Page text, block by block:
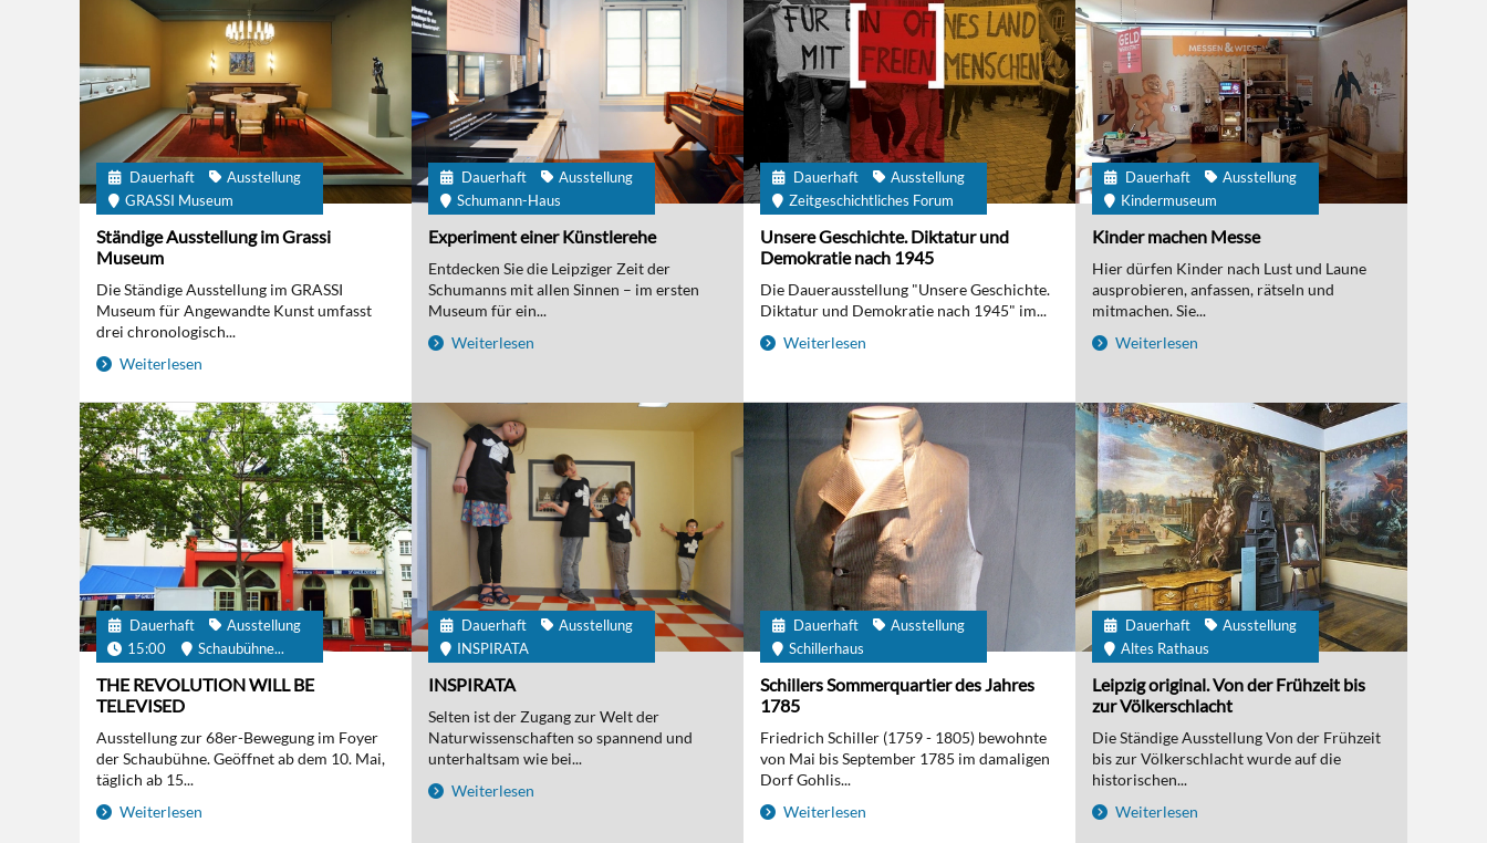
Dauerhaft
Ausstellung
GRASSI Museum
Ständige Ausstellung im Grassi
Museum
Die Ständige Ausstellung im GRASSI
Museum für Angewandte Kunst umfasst
drei chronologisch...
Weiterlesen
Dauerhaft
Ausstellung
Schumann-Haus
Experiment einer Künstlerehe
Entdecken Sie die Leipziger Zeit der
Schumanns mit allen Sinnen – im ersten
Museum für ein...
Weiterlesen
Dauerhaft
Ausstellung
Zeitgeschichtliches Forum
Unsere Geschichte. Diktatur und
Demokratie nach 1945
Die Dauerausstellung "Unsere Geschichte.
Diktatur und Demokratie nach 1945" im...
Weiterlesen
Dauerhaft
Ausstellung
Kindermuseum
Kinder machen Messe
Hier dürfen Kinder nach Lust und Laune
ausprobieren, anfassen, rätseln und
mitmachen. Sie...
Weiterlesen
Dauerhaft
Ausstellung
15:00
Schaubühne...
THE REVOLUTION WILL BE
TELEVISED
Ausstellung zur 68er-Bewegung im Foyer
der Schaubühne. Geöffnet ab dem 10. Mai,
täglich ab 15...
Weiterlesen
Dauerhaft
Ausstellung
INSPIRATA
INSPIRATA
Selten ist der Zugang zur Welt der
Naturwissenschaften so spannend und
unterhaltsam wie bei...
Weiterlesen
Dauerhaft
Ausstellung
Schillerhaus
Schillers Sommerquartier des Jahres
1785
Friedrich Schiller (1759 - 1805) bewohnte
von Mai bis September 1785 im damaligen
Dorf Gohlis...
Weiterlesen
Dauerhaft
Ausstellung
Altes Rathaus
Leipzig original. Von der Frühzeit bis
zur Völkerschlacht
Die Ständige Ausstellung Von der Frühzeit
bis zur Völkerschlacht wurde auf die
historischen...
Weiterlesen